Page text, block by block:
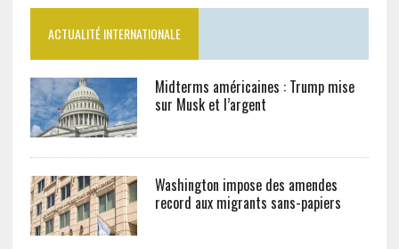
ACTUALITÉ INTERNATIONALE
Midterms américaines : Trump mise
sur Musk et l’argent
Washington impose des amendes
record aux migrants sans-papiers